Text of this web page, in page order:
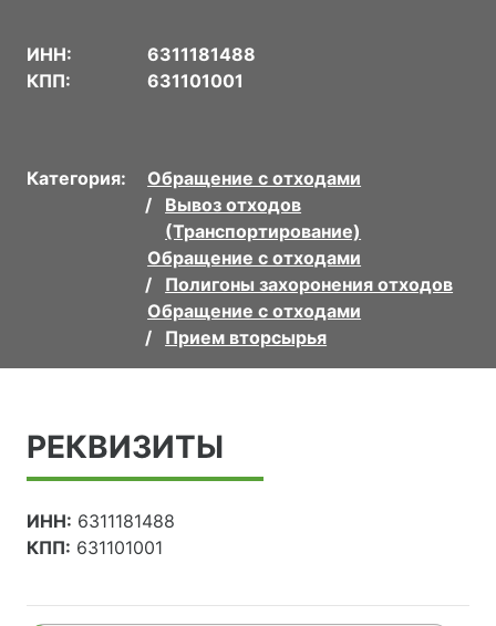
ИНН:
6311181488
КПП:
631101001
Категория:
Обращение с отходами
Вывоз отходов
(Транспортирование)
Обращение с отходами
Полигоны захоронения отходов
Обращение с отходами
Прием вторсырья
РЕКВИЗИТЫ
ИНН: 6311181488
КПП: 631101001